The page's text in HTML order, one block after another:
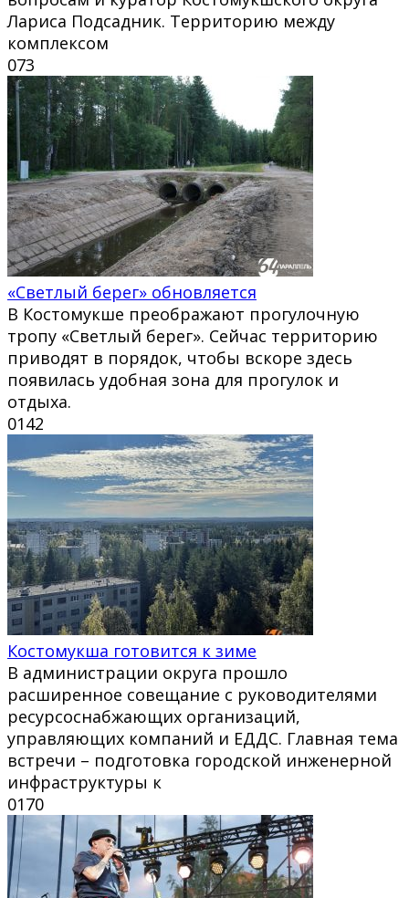
Лариса Подсадник. Территорию между
комплексом
073
«Светлый берег» обновляется
В Костомукше преображают прогулочную
тропу «Светлый берег». Сейчас территорию
приводят в порядок, чтобы вскоре здесь
появилась удобная зона для прогулок и
отдыха.
0142
Костомукша готовится к зиме
В администрации округа прошло
расширенное совещание с руководителями
ресурсоснабжающих организаций,
управляющих компаний и ЕДДС. Главная тема
встречи – подготовка городской инженерной
инфраструктуры к
0170